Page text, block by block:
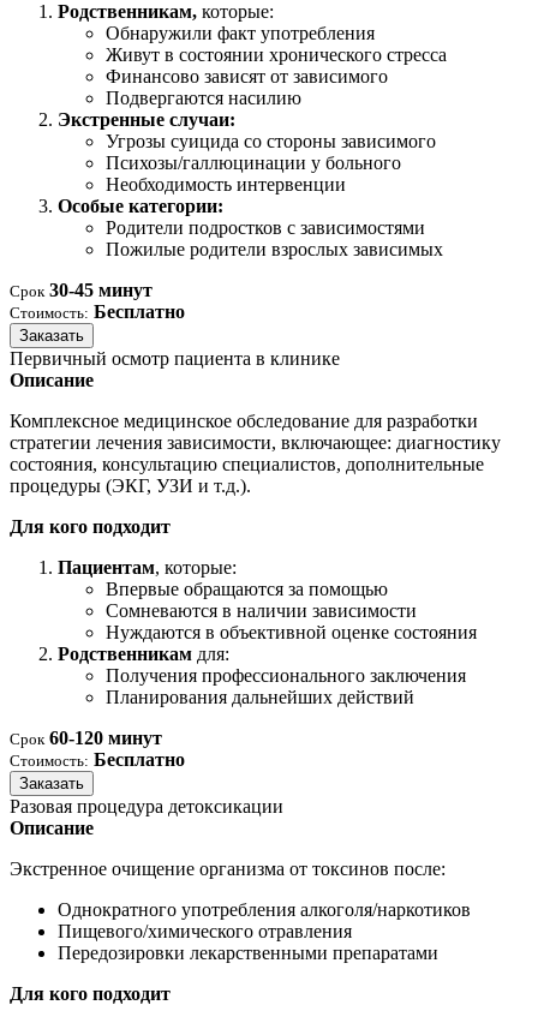
Родственникам, которые:
Обнаружили факт употребления
Живут в состоянии хронического стресса
Финансово зависят от зависимого
Подвергаются насилию
Экстренные случаи:
Угрозы суицида со стороны зависимого
Психозы/галлюцинации у больного
Необходимость интервенции
Особые категории:
Родители подростков с зависимостями
Пожилые родители взрослых зависимых
Срок 30-45 минут
Стоимость: Бесплатно
Заказать
Первичный осмотр пациента в клинике
Описание
Комплексное медицинское обследование для разработки
стратегии лечения зависимости, включающее: диагностику
состояния, консультацию специалистов, дополнительные
процедуры (ЭКГ, УЗИ и т.д.).
Для кого подходит
Пациентам, которые:
Впервые обращаются за помощью
Сомневаются в наличии зависимости
Нуждаются в объективной оценке состояния
Родственникам для:
Получения профессионального заключения
Планирования дальнейших действий
Срок 60-120 минут
Стоимость: Бесплатно
Заказать
Разовая процедура детоксикации
Описание
Экстренное очищение организма от токсинов после:
Однократного употребления алкоголя/наркотиков
Пищевого/химического отравления
Передозировки лекарственными препаратами
Для кого подходит